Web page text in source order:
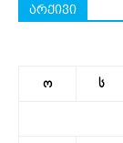
არქივი
ო ს